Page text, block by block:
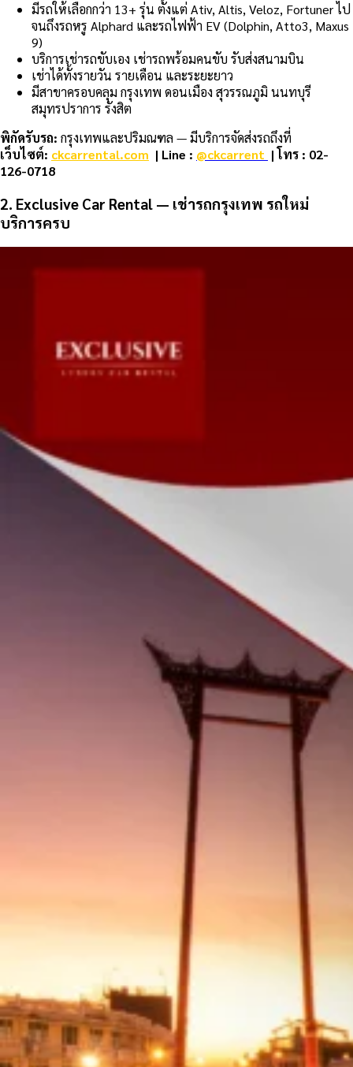
มีรถให้เลือกกว่า 13+ รุ่น ตั้งแต่ Ativ, Altis, Veloz, Fortuner ไป
จนถึงรถหรู Alphard และรถไฟฟ้า EV (Dolphin, Atto3, Maxus
9)
บริการเช่ารถขับเอง เช่ารถพร้อมคนขับ รับส่งสนามบิน
เช่าได้ทั้งรายวัน รายเดือน และระยะยาว
มีสาขาครอบคลุม กรุงเทพ ดอนเมือง สุวรรณภูมิ นนทบุรี
สมุทรปราการ รังสิต
พิกัดรับรถ: กรุงเทพและปริมณฑล — มีบริการจัดส่งรถถึงที่
เว็บไซต์: ckcarrental.com | Line : @ckcarrent | โทร : 02-
126-0718
2. Exclusive Car Rental — เช่ารถกรุงเทพ รถใหม่
บริการครบ